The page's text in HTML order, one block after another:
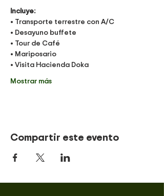
Incluye:
• Transporte terrestre con A/C
• Desayuno buffete
• Tour de Café
• Mariposario
• Visita Hacienda Doka
Mostrar más
Compartir este evento